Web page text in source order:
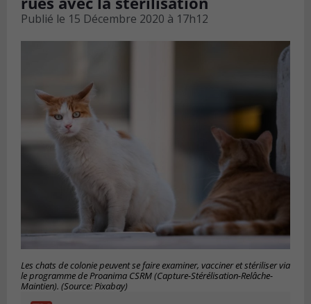
Publié le 15 Décembre 2020 à 17h12
Les chats de colonie peuvent se faire examiner, vacciner et stériliser via
le programme de Proanima CSRM (Capture-Stérélisation-Relâche-
Maintien). (Source: Pixabay)